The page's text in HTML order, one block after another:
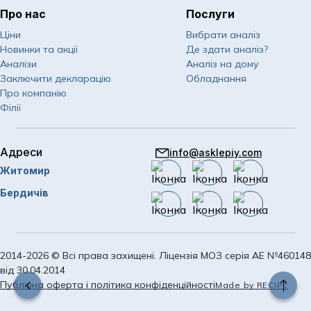
Показати номер
Показати номер
063 Показати номер
Графік роботи контакт
пн-сб: 07:00 — 20:00
нд: 08:00 — 20:00
Адреси
Житомир
Бердичів
Про нас
Ціни
Новинки та акції
Аналізи
Заключити декларацію
Про компанію
Філії
Послуги
Вибрати аналіз
Де здати аналіз?
Аналіз на дому
Обладнання
info@asklepiy.com
2014-2026 © Всі права захищені. Ліцензія МОЗ серія АЕ №460148
від 30.04.2014
Публічна оферта і політика конфіденційностіMade by RECIPE